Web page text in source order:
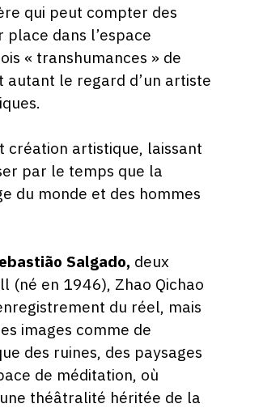
qui peut compter des
dans l’espace
« transhumances » de
autant le regard d’un artiste
création artistique, laissant
par le temps que la
du monde et des hommes
Salgado, deux
(né en 1946), Zhao Qichao
du réel, mais
images comme de
des ruines, des paysages
de méditation, où
théâtralité héritée de la